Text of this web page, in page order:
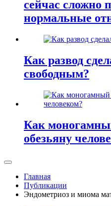
сейчас сложно
нормальные
Как развод
свободным?
Как
обезьяну
Главная
Публикации
Эндометриоз и миома